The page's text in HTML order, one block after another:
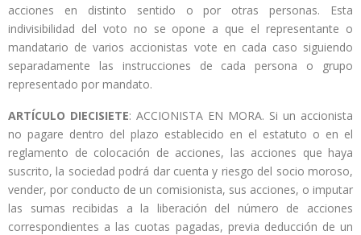
acciones en distinto sentido o por otras personas. Esta
indivisibilidad del voto no se opone a que el representante o
mandatario de varios accionistas vote en cada caso siguiendo
separadamente las instrucciones de cada persona o grupo
representado por mandato.
ARTÍCULO DIECISIETE: ACCIONISTA EN MORA. Si un accionista
no pagare dentro del plazo establecido en el estatuto o en el
reglamento de colocación de acciones, las acciones que haya
suscrito, la sociedad podrá dar cuenta y riesgo del socio moroso,
vender, por conducto de un comisionista, sus acciones, o imputar
las sumas recibidas a la liberación del número de acciones
correspondientes a las cuotas pagadas, previa deducción de un